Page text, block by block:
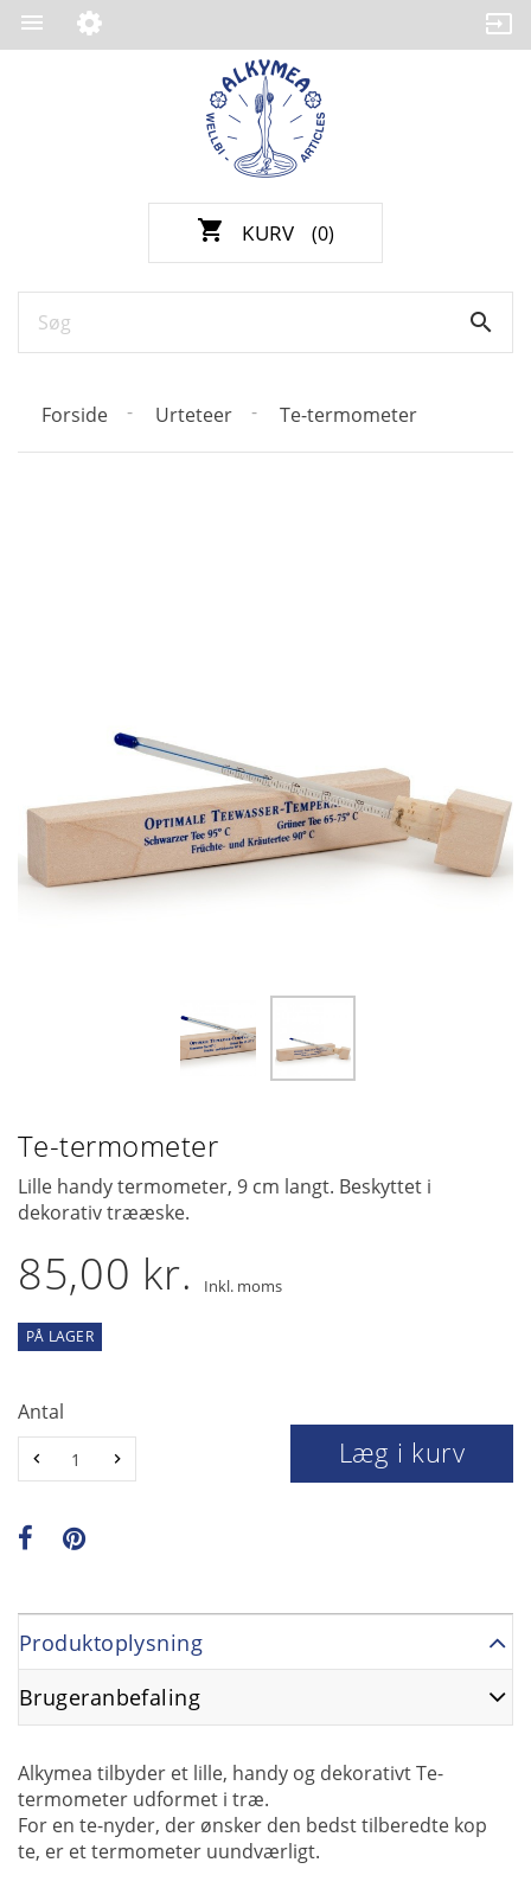

shopping_cart KURV (0)

Forside Urteteer Te-termometer
Te-termometer
Lille handy termometer, 9 cm langt. Beskyttet i
dekorativ trææske.
85,00 kr. Inkl. moms
PÅ LAGER
Antal
Læg i kurv
Produktoplysning
Brugeranbefaling
Alkymea tilbyder et lille, handy og dekorativt Te-
termometer udformet i træ.
For en te-nyder, der ønsker den bedst tilberedte kop
te, er et termometer uundværligt.